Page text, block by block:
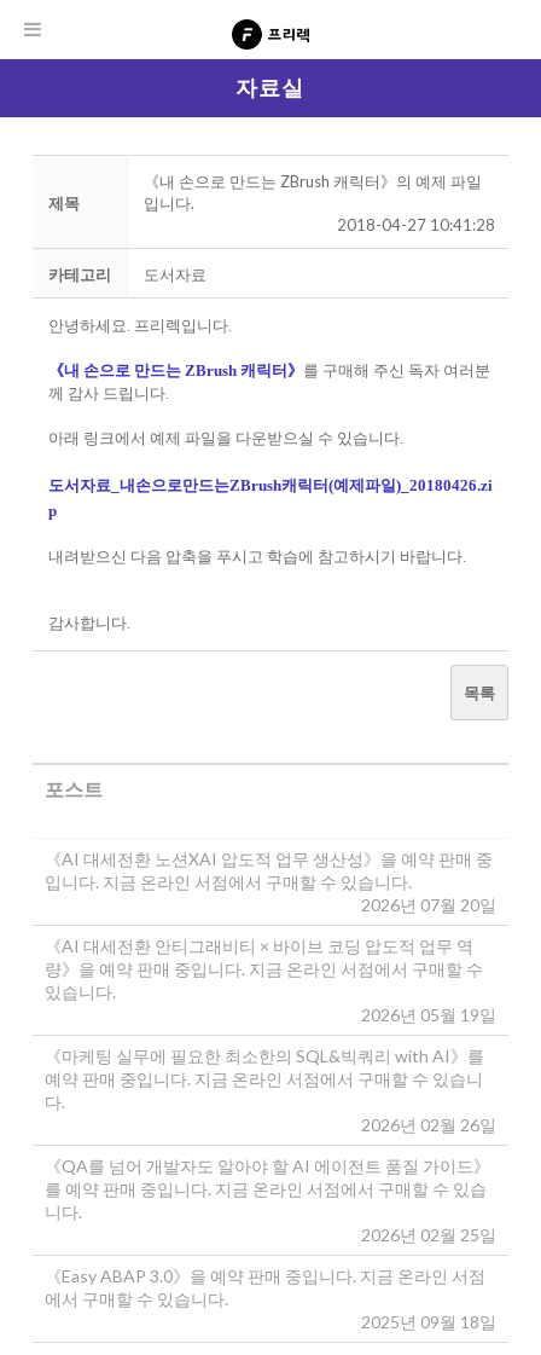
자료실
제목
《내 손으로 만드는 ZBrush 캐릭터》의 예제 파일
입니다.
2018-04-27 10:41:28
카테고리 도서자료
안녕하세요. 프리렉입니다.
《내 손으로 만드는 ZBrush 캐릭터》 를 구매해 주신 독자 여러분
께 감사 드립니다.
아래 링크에서 예제 파일을 다운받으실 수 있습니다.
도서자료_내손으로만드는ZBrush캐릭터(예제파일)_20180426.zi
p
내려받으신 다음 압축을 푸시고 학습에 참고하시기 바랍니다.
감사합니다.
목록
포스트
《AI 대세전환 노션XAI 압도적 업무 생산성》을 예약 판매 중
입니다. 지금 온라인 서점에서 구매할 수 있습니다.
2026년 07월 20일
《AI 대세전환 안티그래비티 × 바이브 코딩 압도적 업무 역
량》을 예약 판매 중입니다. 지금 온라인 서점에서 구매할 수
있습니다.
2026년 05월 19일
《마케팅 실무에 필요한 최소한의 SQL&빅쿼리 with AI》를
예약 판매 중입니다. 지금 온라인 서점에서 구매할 수 있습니
다.
2026년 02월 26일
《QA를 넘어 개발자도 알아야 할 AI 에이전트 품질 가이드》
를 예약 판매 중입니다. 지금 온라인 서점에서 구매할 수 있습
니다.
2026년 02월 25일
《Easy ABAP 3.0》을 예약 판매 중입니다. 지금 온라인 서점
에서 구매할 수 있습니다.
2025년 09월 18일